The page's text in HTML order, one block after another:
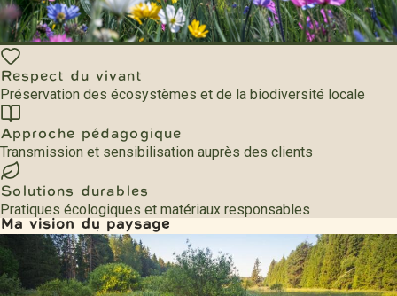
Respect du vivant
Préservation des écosystèmes et de la biodiversité locale
Approche pédagogique
Transmission et sensibilisation auprès des clients
Solutions durables
Pratiques écologiques et matériaux responsables
Ma vision du paysage